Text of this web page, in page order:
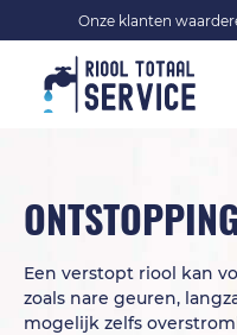
Onze klanten
Een verstopt riool kan
zoals nare geuren,
mogelijk zelfs